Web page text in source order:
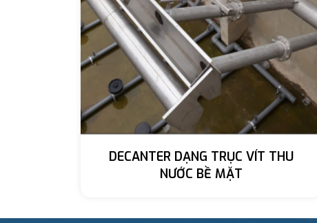
DECANTER DẠNG TRỤC VÍT THU
NƯỚC BỀ MẶT